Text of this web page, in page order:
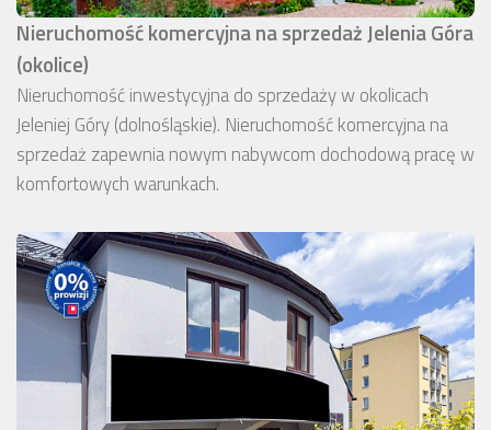
Nieruchomość komercyjna na sprzedaż Jelenia Góra
(okolice)
Nieruchomość inwestycyjna do sprzedaży w okolicach
Jeleniej Góry (dolnośląskie). Nieruchomość komercyjna na
sprzedaż zapewnia nowym nabywcom dochodową pracę w
komfortowych warunkach.